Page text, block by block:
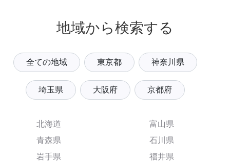
地域から検索する
全ての地域 東京都 神奈川県
埼玉県 大阪府 京都府
北海道
青森県
岩手県
富山県
石川県
福井県